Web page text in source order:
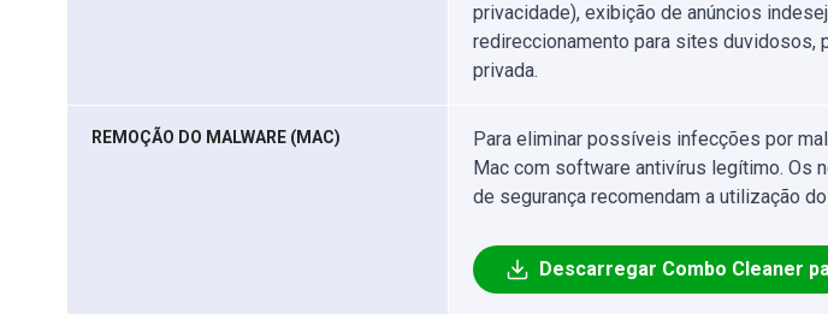
privacidade), exibição de anúncios
redireccionamento para sites duvidosos,
privada.
REMOÇÃO DO MALWARE (MAC)
Para eliminar possíveis infecções por
Mac com software antivírus legítimo. Os
de segurança recomendam a utilização
Descarregar Combo Cleaner